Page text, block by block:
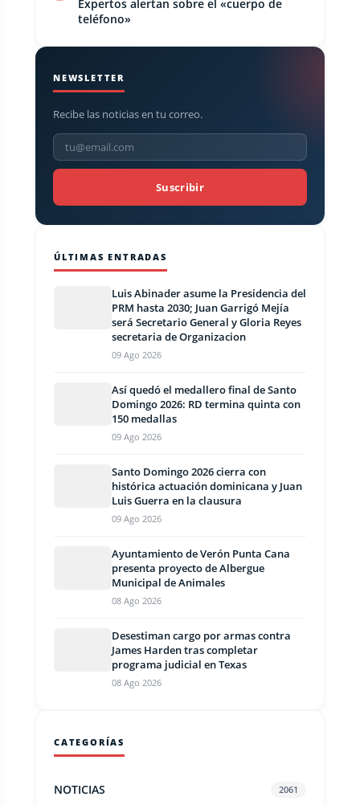
Expertos alertan sobre el «cuerpo de
teléfono»
NEWSLETTER
Recibe las noticias en tu correo.
Suscribir
ÚLTIMAS ENTRADAS
Luis Abinader asume la Presidencia del
PRM hasta 2030; Juan Garrigó Mejía
será Secretario General y Gloria Reyes
secretaria de Organizacion
09 Ago 2026
Así quedó el medallero final de Santo
Domingo 2026: RD termina quinta con
150 medallas
09 Ago 2026
Santo Domingo 2026 cierra con
histórica actuación dominicana y Juan
Luis Guerra en la clausura
09 Ago 2026
Ayuntamiento de Verón Punta Cana
presenta proyecto de Albergue
Municipal de Animales
08 Ago 2026
Desestiman cargo por armas contra
James Harden tras completar
programa judicial en Texas
08 Ago 2026
CATEGORÍAS
NOTICIAS 2061